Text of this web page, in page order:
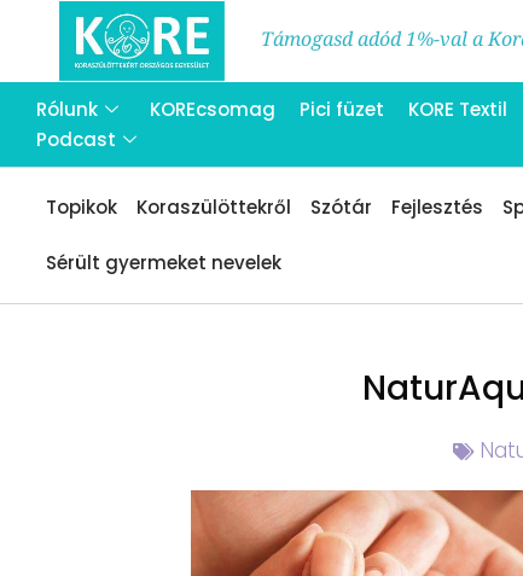
Támogasd adód 1%-val a
Rólunk KOREcsomag Pici füzet KORE Textil
Podcast
Topikok Koraszülöttekről Szótár Fejlesztés
Sérült gyermeket nevelek